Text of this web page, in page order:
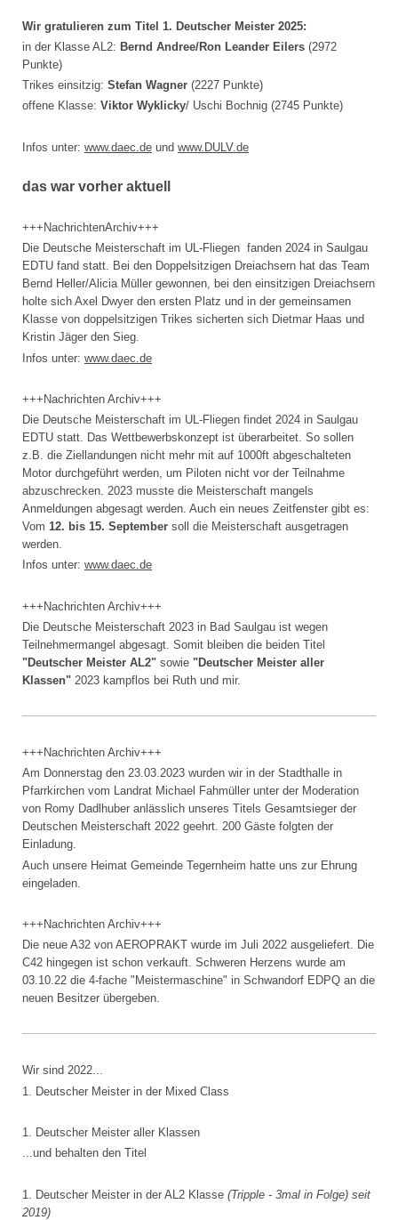
Wir gratulieren zum Titel 1. Deutscher Meister 2025:
in der Klasse AL2: Bernd Andree/Ron Leander Eilers (2972
Punkte)
Trikes einsitzig: Stefan Wagner (2227 Punkte)
offene Klasse: Viktor Wyklicky/ Uschi Bochnig (2745 Punkte)
Infos unter: www.daec.de und www.DULV.de
das war vorher aktuell
+++NachrichtenArchiv+++
Die Deutsche Meisterschaft im UL-Fliegen fanden 2024 in Saulgau
EDTU fand statt. Bei den Doppelsitzigen Dreiachsern hat das Team
Bernd Heller/Alicia Müller gewonnen, bei den einsitzigen Dreiachsern
holte sich Axel Dwyer den ersten Platz und in der gemeinsamen
Klasse von doppelsitzigen Trikes sicherten sich Dietmar Haas und
Kristin Jäger den Sieg.
Infos unter: www.daec.de
+++Nachrichten Archiv+++
Die Deutsche Meisterschaft im UL-Fliegen findet 2024 in Saulgau
EDTU statt. Das Wettbewerbskonzept ist überarbeitet. So sollen
z.B. die Ziellandungen nicht mehr mit auf 1000ft abgeschalteten
Motor durchgeführt werden, um Piloten nicht vor der Teilnahme
abzuschrecken. 2023 musste die Meisterschaft mangels
Anmeldungen abgesagt werden. Auch ein neues Zeitfenster gibt es:
Vom 12. bis 15. September soll die Meisterschaft ausgetragen
werden.
Infos unter: www.daec.de
+++Nachrichten Archiv+++
Die Deutsche Meisterschaft 2023 in Bad Saulgau ist wegen
Teilnehmermangel abgesagt. Somit bleiben die beiden Titel
"Deutscher Meister AL2" sowie "Deutscher Meister aller
Klassen" 2023 kampflos bei Ruth und mir.
+++Nachrichten Archiv+++
Am Donnerstag den 23.03.2023 wurden wir in der Stadthalle in
Pfarrkirchen vom Landrat Michael Fahmüller unter der Moderation
von Romy Dadlhuber anlässlich unseres Titels Gesamtsieger der
Deutschen Meisterschaft 2022 geehrt. 200 Gäste folgten der
Einladung.
Auch unsere Heimat Gemeinde Tegernheim hatte uns zur Ehrung
eingeladen.
+++Nachrichten Archiv+++
Die neue A32 von AEROPRAKT wurde im Juli 2022 ausgeliefert. Die
C42 hingegen ist schon verkauft. Schweren Herzens wurde am
03.10.22 die 4-fache "Meistermaschine" in Schwandorf EDPQ an die
neuen Besitzer übergeben.
Wir sind 2022...
1. Deutscher Meister in der Mixed Class
1. Deutscher Meister aller Klassen
...und behalten den Titel
1. Deutscher Meister in der AL2 Klasse (Tripple - 3mal in Folge) seit
2019)